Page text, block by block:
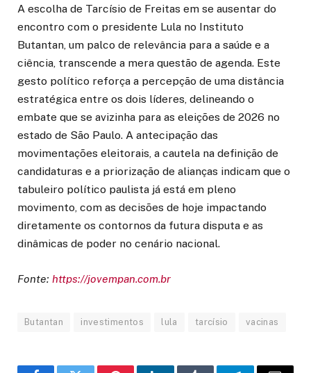
A escolha de Tarcísio de Freitas em se ausentar do
encontro com o presidente Lula no Instituto
Butantan, um palco de relevância para a saúde e a
ciência, transcende a mera questão de agenda. Este
gesto político reforça a percepção de uma distância
estratégica entre os dois líderes, delineando o
embate que se avizinha para as eleições de 2026 no
estado de São Paulo. A antecipação das
movimentações eleitorais, a cautela na definição de
candidaturas e a priorização de alianças indicam que o
tabuleiro político paulista já está em pleno
movimento, com as decisões de hoje impactando
diretamente os contornos da futura disputa e as
dinâmicas de poder no cenário nacional.
Fonte: https://jovempan.com.br
Butantan investimentos lula tarcísio vacinas